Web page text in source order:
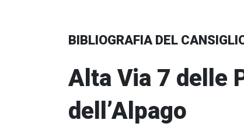
BIBLIOGRAFIA DEL
Alta Via 7 delle
dell’Alpago